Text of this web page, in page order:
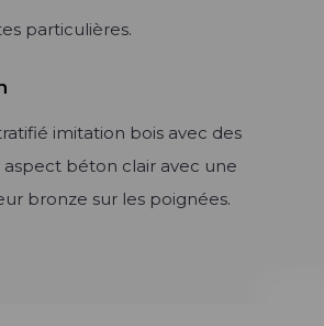
particulières.
imitation bois avec des
béton clair avec une
bronze sur les poignées.